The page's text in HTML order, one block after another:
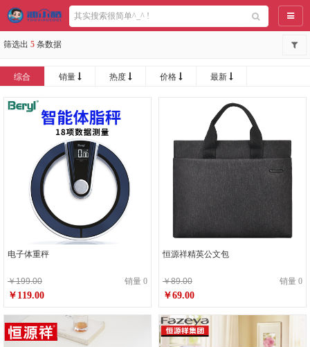
导航
筛选出 5 条数据
综合 销量 热度 价格 最新
电子体重秤
￥199.00 销量 0
￥119.00
恒源祥精英公文包
￥89.00 销量 0
￥69.00